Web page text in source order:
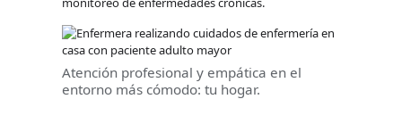
Atención profesional y empática en el
entorno más cómodo: tu hogar.